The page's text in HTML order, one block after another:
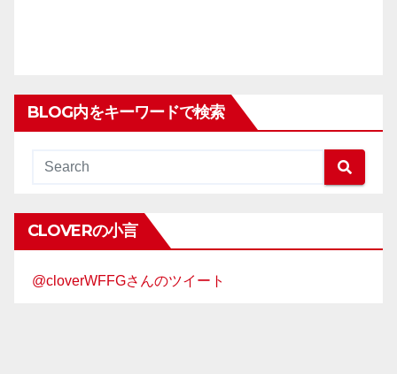
BLOG内をキーワードで検索
CLOVERの小言
@cloverWFFGさんのツイート